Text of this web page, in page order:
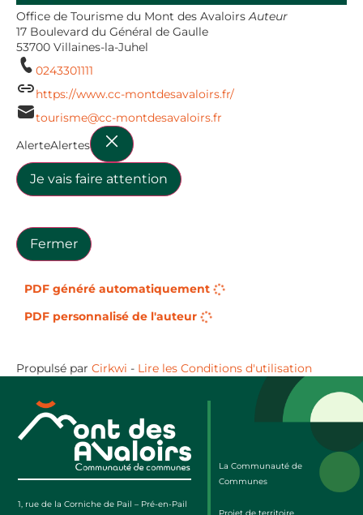
Office de Tourisme du Mont des AvaloirsAuteur
17 Boulevard du Général de Gaulle
53700 Villaines-la-Juhel
0243301111
https://www.cc-montdesavaloirs.fr/
tourisme@cc-montdesavaloirs.fr
AlerteAlertes
Je vais faire attention
Fermer
PDF généré automatiquement
PDF personnalisé de l'auteur
Propulsé par Cirkwi - Lire les Conditions d'utilisation
1, rue de la Corniche de Pail – Pré-en-Pail
La Communauté de
Communes